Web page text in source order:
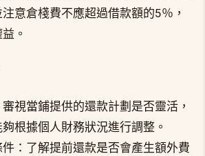
意倉棧費不應超過借款額的5％，
。
視當鋪提供的還款計劃是否靈活，
根據個人財務狀況進行調整。
：了解提前還款是否會產生額外費